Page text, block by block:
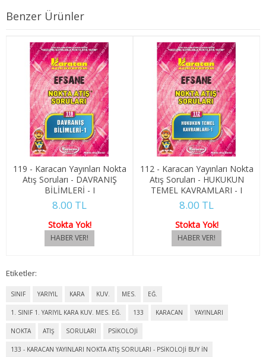
2. SINIF 3. YARIYIL ULUSLARARASI İLŞ
2. SINIF 4. YARIYIL ULUSLARARASI İLŞ
3. SINIF 5. YARIYIL ULUSLARARASI İLŞ
3. SINIF 6. YARIYIL ULUSLARARASI İLŞ
4. SINIF 7. YARIYIL ULUSLARARASI İLŞ
4. SINIF 8. YARIYIL ULUSLARARASI İLŞ
KONAKLAMA İŞLETMECİLİĞİ
1. SINIF 1. YARIYIL KONAKLAMA İŞL
1. SINIF 2. YARIYIL KONAKLAMA İŞL
2. SINIF 4. YARIYIL KONAKLAMA İŞL
3. SINIF 6. YARIYIL KONAKLAMA İŞL
Benzer Ürünler
119 - Karacan Yayınları Nokta
Atış Soruları - DAVRANIŞ
BİLİMLERİ - I
8.00 TL
Stokta Yok!
112 - Karacan Yayınları Nokta
Atış Soruları - HUKUKUN
TEMEL KAVRAMLARI - I
8.00 TL
Stokta Yok!
Etiketler:
SINIF YARIYIL KARA KUV. MES. EĞ.
1. SINIF 1. YARIYIL KARA KUV. MES. EĞ. 133 KARACAN YAYINLARI
NOKTA ATIŞ SORULARI PSİKOLOJİ
133 - KARACAN YAYINLARI NOKTA ATIŞ SORULARI - PSİKOLOJİ BUY IN